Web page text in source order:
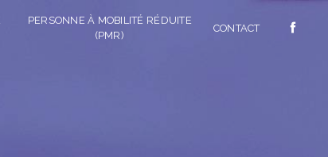
PERSONNE À MOBILITÉ RÉDUITE
(PMR)
CONTACT